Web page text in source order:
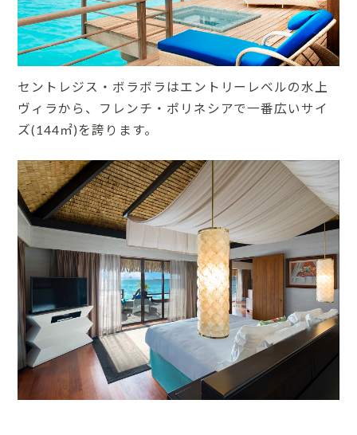
セントレジス・ボラボラはエントリーレベルの水上
ヴィラから、フレンチ・ポリネシアで一番広いサイ
ズ(144㎡)を誇ります。